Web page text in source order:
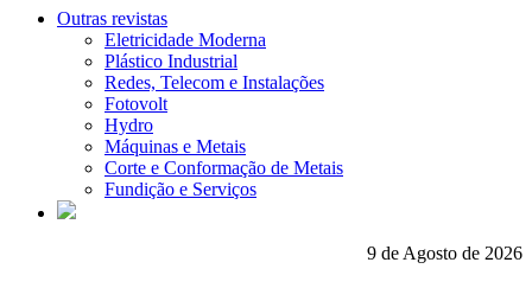
Outras revistas
Eletricidade Moderna
Plástico Industrial
Redes, Telecom e Instalações
Fotovolt
Hydro
Máquinas e Metais
Corte e Conformação de Metais
Fundição e Serviços
9 de Agosto de 2026